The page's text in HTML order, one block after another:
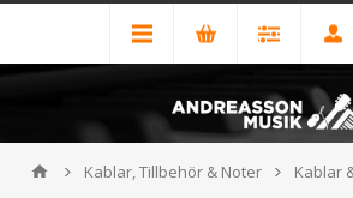
Kablar, Tillbehör & Noter
Kablar